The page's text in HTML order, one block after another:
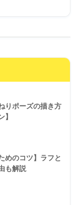
りポーズの描き方
】
めのコツ】ラフと
も解説